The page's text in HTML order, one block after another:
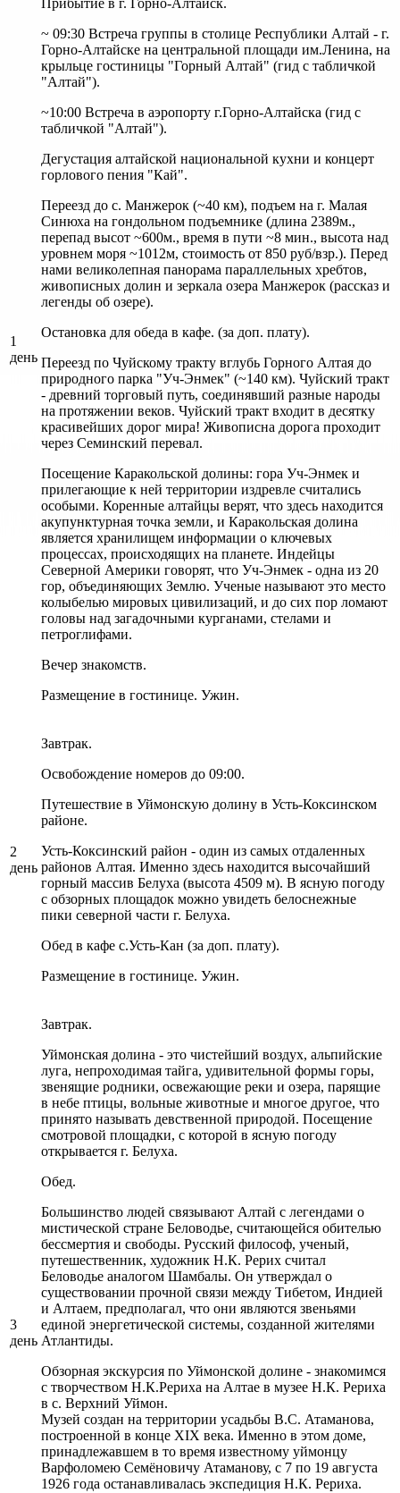
1
день
Прибытие в г. Горно-Алтайск.
~ 09:30 Встреча группы в столице Республики Алтай - г.
Горно-Алтайске на центральной площади им.Ленина, на
крыльце гостиницы "Горный Алтай" (гид с табличкой
"Алтай").
~10:00 Встреча в аэропорту г.Горно-Алтайска (гид с
табличкой "Алтай").
Дегустация алтайской национальной кухни и концерт
горлового пения "Кай".
Переезд до с. Манжерок (~40 км), подъем на г. Малая
Синюха на гондольном подъемнике (длина 2389м.,
перепад высот ~600м., время в пути ~8 мин., высота над
уровнем моря ~1012м, стоимость от 850 руб/взр.). Перед
нами великолепная панорама параллельных хребтов,
живописных долин и зеркала озера Манжерок (рассказ и
легенды об озере).
Остановка для обеда в кафе. (за доп. плату).
Переезд по Чуйскому тракту вглубь Горного Алтая до
природного парка "Уч-Энмек" (~140 км). Чуйский тракт
- древний торговый путь, соединявший разные народы
на протяжении веков. Чуйский тракт входит в десятку
красивейших дорог мира! Живописна дорога проходит
через Семинский перевал.
Посещение Каракольской долины: гора Уч-Энмек и
прилегающие к ней территории издревле считались
особыми. Коренные алтайцы верят, что здесь находится
акупунктурная точка земли, и Каракольская долина
является хранилищем информации о ключевых
процессах, происходящих на планете. Индейцы
Северной Америки говорят, что Уч-Энмек - одна из 20
гор, объединяющих Землю. Ученые называют это место
колыбелью мировых цивилизаций, и до сих пор ломают
головы над загадочными курганами, стелами и
петроглифами.
Вечер знакомств.
Размещение в гостинице. Ужин.
2
день
Завтрак.
Освобождение номеров до 09:00.
Путешествие в Уймонскую долину в Усть-Коксинском
районе.
Усть-Коксинский район - один из самых отдаленных
районов Алтая. Именно здесь находится высочайший
горный массив Белуха (высота 4509 м). В ясную погоду
с обзорных площадок можно увидеть белоснежные
пики северной части г. Белуха.
Обед в кафе с.Усть-Кан (за доп. плату).
Размещение в гостинице. Ужин.
3
день
Завтрак.
Уймонская долина - это чистейший воздух, альпийские
луга, непроходимая тайга, удивительной формы горы,
звенящие родники, освежающие реки и озера, парящие
в небе птицы, вольные животные и многое другое, что
принято называть девственной природой. Посещение
смотровой площадки, с которой в ясную погоду
открывается г. Белуха.
Обед.
Большинство людей связывают Алтай с легендами о
мистической стране Беловодье, считающейся обителью
бессмертия и свободы. Русский философ, ученый,
путешественник, художник Н.К. Рерих считал
Беловодье аналогом Шамбалы. Он утверждал о
существовании прочной связи между Тибетом, Индией
и Алтаем, предполагал, что они являются звеньями
единой энергетической системы, созданной жителями
Атлантиды.
Обзорная экскурсия по Уймонской долине - знакомимся
с творчеством Н.К.Рериха на Алтае в музее Н.К. Рериха
в с. Верхний Уймон.
Музей создан на территории усадьбы В.С. Атаманова,
построенной в конце ХIХ века. Именно в этом доме,
принадлежавшем в то время известному уймонцу
Варфоломею Семёновичу Атаманову, с 7 по 19 августа
1926 года останавливалась экспедиция Н.К. Рериха.